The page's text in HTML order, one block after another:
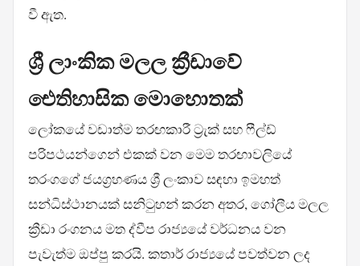
වී ඇත.
ශ්‍රී ලාංකික මලල ක්‍රීඩාවේ
ඓතිහාසික මොහොතක්
ලෝකයේ වඩාත්ම තරඟකාරී ට්‍රැක් සහ ෆීල්ඩ්
පරිපථයන්ගෙන් එකක් වන මෙම තරඟාවලියේ
තරංගගේ ජයග්‍රහණය ශ්‍රී ලංකාව සඳහා ඉමහත්
සන්ධිස්ථානයක් සනිටුහන් කරන අතර, ගෝලීය මලල
ක්‍රීඩා රංගනය මත ද්වීප රාජ්‍යයේ වර්ධනය වන
පැවැත්ම ඔප්පු කරයි. කතාර් රාජ්‍යයේ පවත්වන ලද